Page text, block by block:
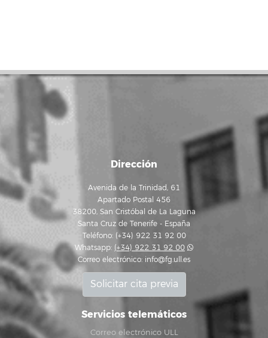
Dirección
Avenida de la Trinidad, 61
Apartado Postal 456
38200, San Cristóbal de La Laguna
Santa Cruz de Tenerife - España
Teléfono: (+34) 922 31 92 00
Whatsapp: (+34) 922 31 92 00
Correo electrónico: info@fg.ull.es
Solicitar cita previa
Servicios telemáticos
Correo electrónico ULL